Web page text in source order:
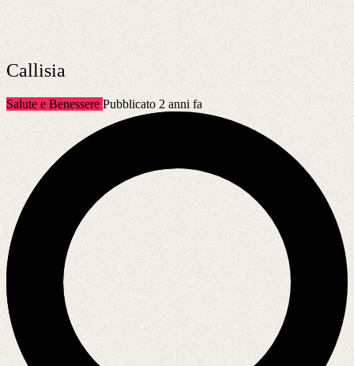
Callisia
Salute e Benessere Pubblicato 2 anni fa